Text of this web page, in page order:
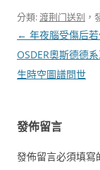
分類:渡荆门送别 ，
文
章
導
← 年夜腦受傷后
OSDER奧斯德德
生時空圖譜問世
發佈留言
發佈留言必須填寫